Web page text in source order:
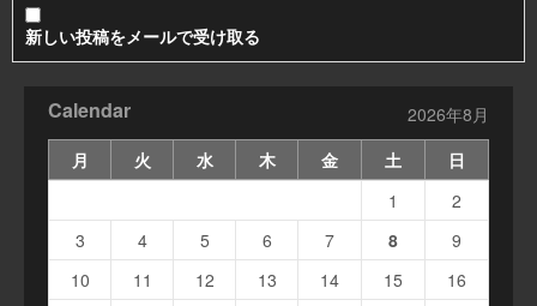
新しい投稿をメールで受け取る
Calendar
2026年8月
月
火 水 木 金 土 日
1
2
3
4 5 6 7 8
9
10
11 12 13 14 15
16